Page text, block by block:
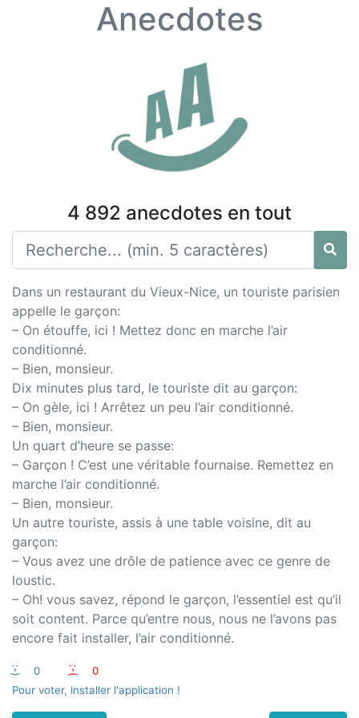
Anecdotes
4 892 anecdotes en tout
Dans un restaurant du Vieux-Nice, un touriste parisien
appelle le garçon:
– On étouffe, ici ! Mettez donc en marche l’air
conditionné.
– Bien, monsieur.
Dix minutes plus tard, le touriste dit au garçon:
– On gèle, ici ! Arrêtez un peu l’air conditionné.
– Bien, monsieur.
Un quart d’heure se passe:
– Garçon ! C’est une véritable fournaise. Remettez en
marche l’air conditionné.
– Bien, monsieur.
Un autre touriste, assis à une table voisine, dit au
garçon:
– Vous avez une drôle de patience avec ce genre de
loustic.
– Oh! vous savez, répond le garçon, l’essentiel est qu’il
soit content. Parce qu’entre nous, nous ne l’avons pas
encore fait installer, l’air conditionné.
:-) 0 :-(
0
Pour voter, installer l'application !